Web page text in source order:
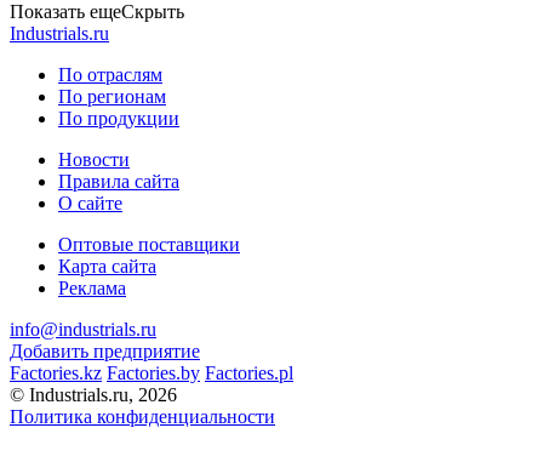
Показать ещеСкрыть
Industrials.ru
По отраслям
По регионам
По продукции
Новости
Правила сайта
О сайте
Оптовые поставщики
Карта сайта
Реклама
info@industrials.ru
Добавить предприятие
Factories.kz Factories.by Factories.pl
© Industrials.ru, 2026
Политика конфиденциальности